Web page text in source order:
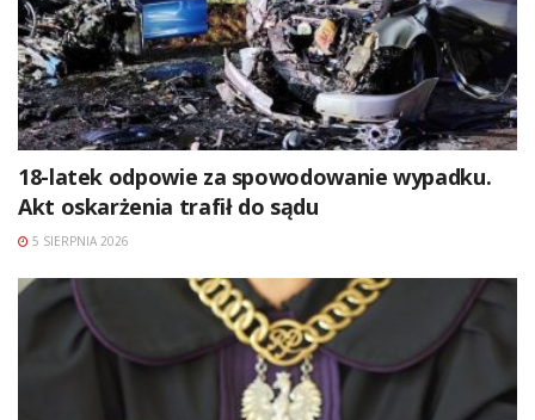
18-latek odpowie za spowodowanie wypadku.
Akt oskarżenia trafił do sądu
5 SIERPNIA 2026